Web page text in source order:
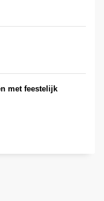
met feestelijk